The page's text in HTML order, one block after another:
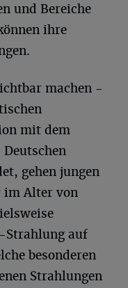
und Bereiche
ihre
machen -
mit dem
gehen jungen
im Alter von
auf
besonderen
Strahlungen